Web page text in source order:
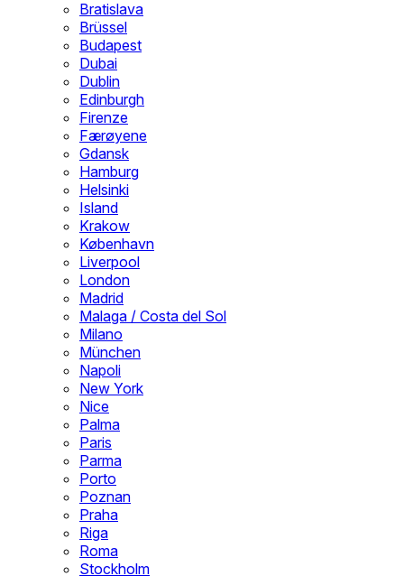
Bratislava
Brüssel
Budapest
Dubai
Dublin
Edinburgh
Firenze
Færøyene
Gdansk
Hamburg
Helsinki
Island
Krakow
København
Liverpool
London
Madrid
Malaga / Costa del Sol
Milano
München
Napoli
New York
Nice
Palma
Paris
Parma
Porto
Poznan
Praha
Riga
Roma
Stockholm